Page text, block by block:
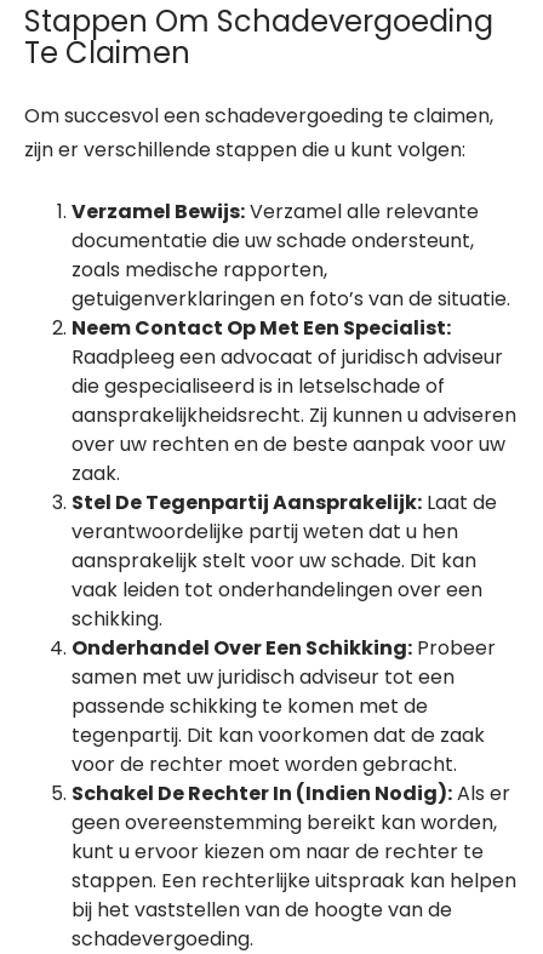
Stappen Om Schadevergoeding
Te Claimen
Om succesvol een schadevergoeding te claimen,
zijn er verschillende stappen die u kunt volgen:
Verzamel Bewijs:Verzamel alle relevante
documentatie die uw schade ondersteunt,
zoals medische rapporten,
getuigenverklaringen en foto’s van de situatie.
Neem Contact Op Met Een Specialist:
Raadpleeg een advocaat of juridisch adviseur
die gespecialiseerd is in letselschade of
aansprakelijkheidsrecht. Zij kunnen u adviseren
over uw rechten en de beste aanpak voor uw
zaak.
Stel De Tegenpartij Aansprakelijk: Laat de
verantwoordelijke partij weten dat u hen
aansprakelijk stelt voor uw schade. Dit kan
vaak leiden tot onderhandelingen over een
schikking.
Onderhandel Over Een Schikking: Probeer
samen met uw juridisch adviseur tot een
passende schikking te komen met de
tegenpartij. Dit kan voorkomen dat de zaak
voor de rechter moet worden gebracht.
Schakel De Rechter In (Indien Nodig):Als er
geen overeenstemming bereikt kan worden,
kunt u ervoor kiezen om naar de rechter te
stappen. Een rechterlijke uitspraak kan helpen
bij het vaststellen van de hoogte van de
schadevergoeding.